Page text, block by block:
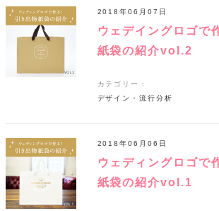
ウェデイングロゴで
紙袋の紹介vol.2
2018年06月07日
カテゴリー：
デザイン・流行分析
ウェディングロゴで
紙袋の紹介vol.1
2018年06月06日